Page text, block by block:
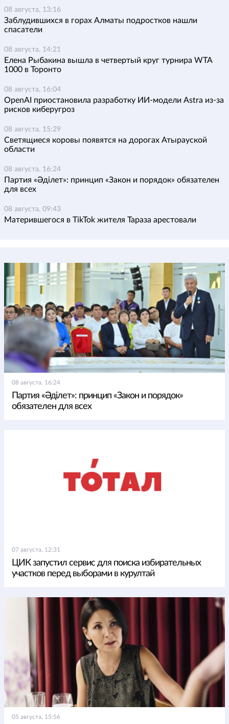
08 августа, 13:16
Заблудившихся в горах Алматы подростков нашли
спасатели
08 августа, 14:21
Елена Рыбакина вышла в четвертый круг турнира WTA
1000 в Торонто
08 августа, 16:04
OpenAI приостановила разработку ИИ-модели Astra из-за
рисков киберугроз
08 августа, 15:29
Светящиеся коровы появятся на дорогах Атырауской
области
08 августа, 16:24
Партия «Әділет»: принцип «Закон и порядок» обязателен
для всех
08 августа, 09:43
Матерившегося в TikTok жителя Тараза арестовали
08 августа, 16:24
Партия «Әділет»: принцип «Закон и порядок»
обязателен для всех
07 августа, 12:31
ЦИК запустил сервис для поиска избирательных
участков перед выборами в курултай
05 августа, 15:56